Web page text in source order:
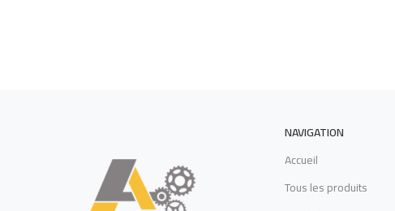
NAVIGATION
Accueil
Tous les produits